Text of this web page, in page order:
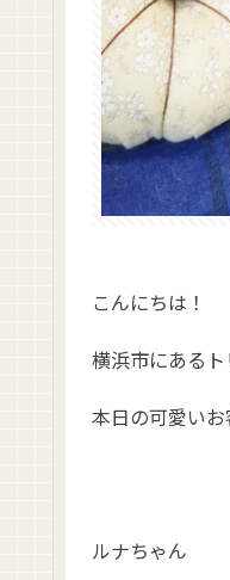
こんにちは！
横浜市にある
本日の可愛い
ルナちゃん